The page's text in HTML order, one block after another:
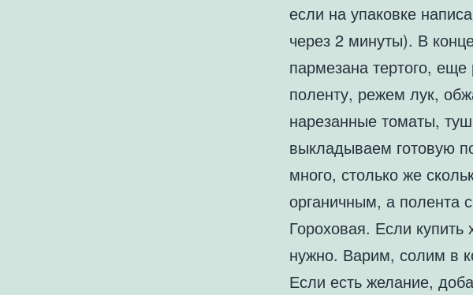
если на упаковке
через 2 минуты). В
пармезана тертого,
поленту, режем лук,
нарезанные томаты,
выкладываем готовую
много, столько же
органичным, а полента
Гороховая. Если купить
нужно. Варим, солим в
Если есть желание,